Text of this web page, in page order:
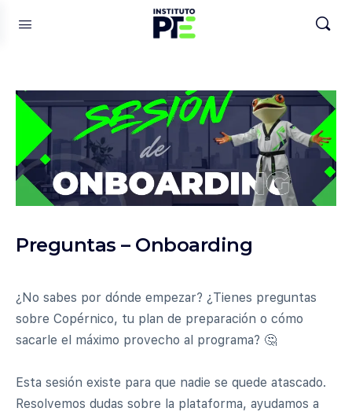
Preguntas – Onboarding
¿No sabes por dónde empezar? ¿Tienes preguntas
sobre Copérnico, tu plan de preparación o cómo
sacarle el máximo provecho al programa? 🤔
Esta sesión existe para que nadie se quede atascado.
Resolvemos dudas sobre la plataforma, ayudamos a